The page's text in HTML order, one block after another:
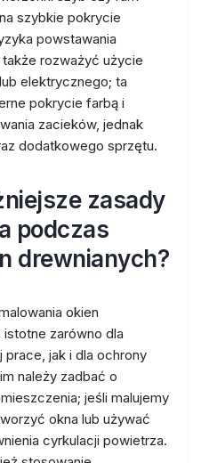
szybkie pokrycie
powstawania
rozważyć użycie
elektrycznego; ta
pokrycie farbą i
zacieków, jednak
dodatkowego sprzętu.
zasady
podczas
drewnianych?
okien
zarówno dla
jak i dla ochrony
należy zadbać o
jeśli malujemy
okna lub używać
cyrkulacji powietrza.